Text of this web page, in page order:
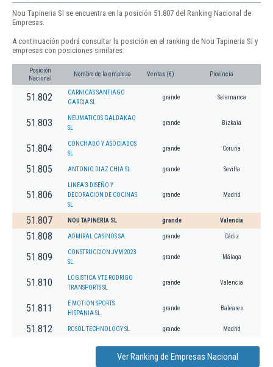
Nou Tapineria Sl se encuentra en la posición 51.807 del Ranking Nacional de
Empresas.
A continuación podrá consultar la posición en el ranking de Nou Tapineria Sl y
empresas con posiciones similares:
Posición
Nacional
Nombre de la empresa Ventas (€) Provincia
51.802
CARNICAS SANTIAGO
GARCIA SL
grande Salamanca
51.803
NEUMATICOS GALDAKAO
SL
grande Bizkaia
51.804
CONCHADO Y ASOCIADOS
SL
grande Coruña
51.805 ANTONIO DIAZ CHIA SL grande Sevilla
51.806
LINEA 3 DISEÑO Y
DECORACION DE COCINAS
SL
grande Madrid
51.807 NOU TAPINERIA SL grande Valencia
51.808 ADMIRAL CASINOS SA. grande Cádiz
51.809
CONSTRUCCION JVM 2023
SL.
grande Málaga
51.810
LOGISTICA VTE RODRIGO
TRANSPORTS SL
grande Valencia
51.811
E MOTION SPORTS
HISPANIA SL.
grande Baleares
51.812 ROSOL TECHNOLOGY SL grande Madrid
Ver Ranking de Empresas Nacional